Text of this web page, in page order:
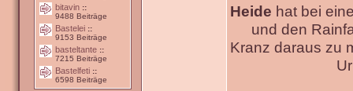
bitavin ::
9488 Beiträge
Bastelei ::
9153 Beiträge
basteltante ::
7215 Beiträge
Bastelfeti ::
6598 Beiträge
Heide hat bei
und den
Kranz daraus zu